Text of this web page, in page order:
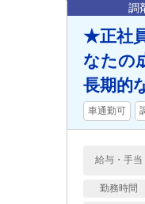
調
★正社
なたの
長期的
車通勤可
給与・手当
勤務時間